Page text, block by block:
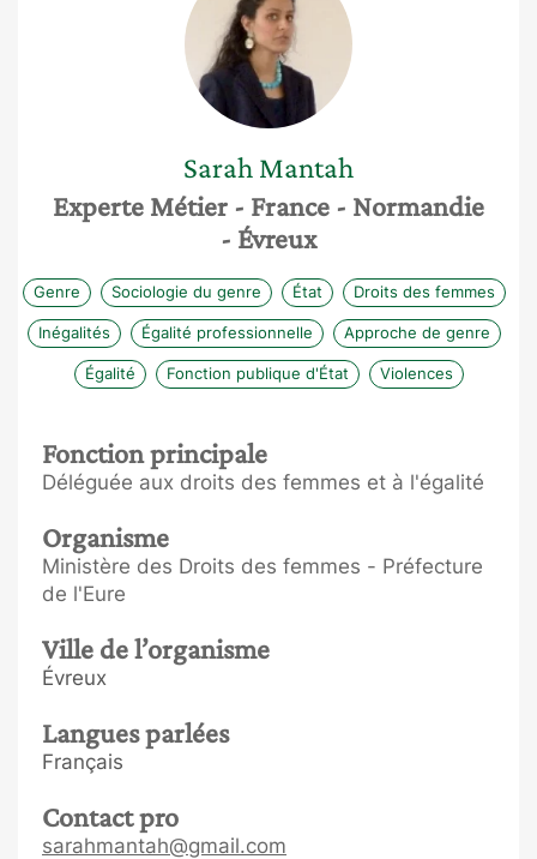
Sarah Mantah
Experte Métier - France - Normandie
- Évreux
Genre Sociologie du genre État Droits des femmes
Inégalités Égalité professionnelle Approche de genre
Égalité Fonction publique d'État Violences
Fonction principale
Déléguée aux droits des femmes et à l'égalité
Organisme
Ministère des Droits des femmes - Préfecture
de l'Eure
Ville de l’organisme
Évreux
Langues parlées
Français
Contact pro
sarahmantah@gmail.com